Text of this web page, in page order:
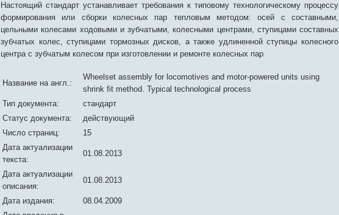
Настоящий стандарт устанавливает требования к типовому технологическому процессу
формирования или сборки колесных пар тепловым методом: осей с составными,
цельными колесами ходовыми и зубчатыми, колесными центрами, ступицами составных
зубчатых колес, ступицами тормозных дисков, а также удлиненной ступицы колесного
центра с зубчатым колесом при изготовлении и ремонте колесных пар
Название на англ.:
Wheelset assembly for locomotives and motor-powered units using
shrink fit method. Typical technological process
Тип документа:
стандарт
Статус документа:
действующий
Число страниц:
15
Дата актуализации
текста:
01.08.2013
Дата актуализации
описания:
01.08.2013
Дата издания:
08.04.2009